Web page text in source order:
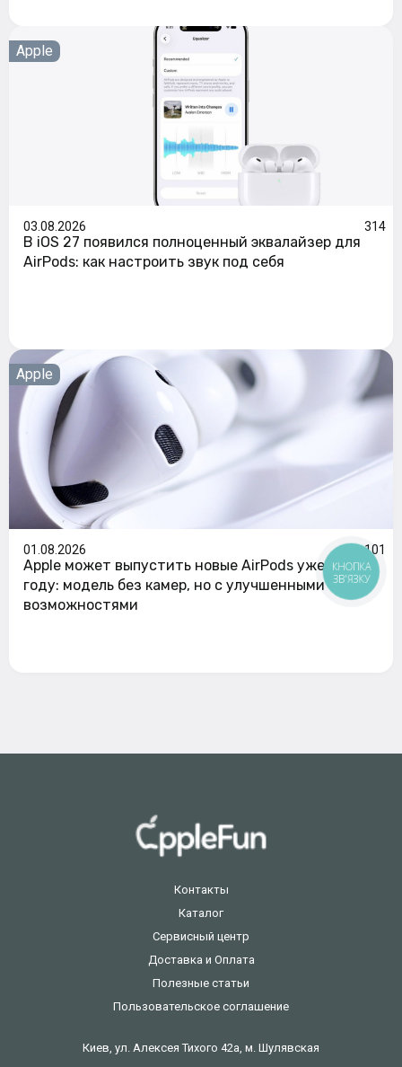
Apple
03.08.2026 314
В iOS 27 появился полноценный эквалайзер для
AirPods: как настроить звук под себя
Apple
01.08.2026 101
Apple может выпустить новые AirPods уже в 2026
году: модель без камер, но с улучшенными
возможностями
Контакты
Каталог
Сервисный центр
Доставка и Оплата
Полезные статьи
Пользовательское соглашение
Киев, ул. Алексея Тихого 42а, м. Шулявская
КНОПКА
ЗВ'ЯЗКУ